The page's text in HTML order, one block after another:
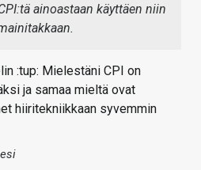
ainoastaan käyttäen niin
:tup: Mielestäni CPI on
ja samaa mieltä ovat
hiiritekniikkaan syvemmin